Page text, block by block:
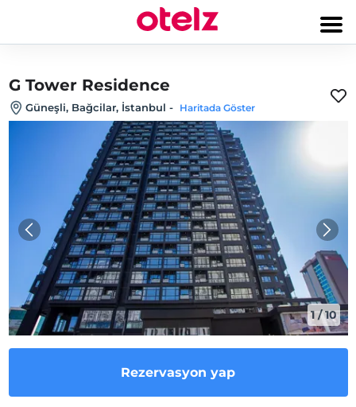
G Tower Residence
Güneşli, Bağcilar, İstanbul - Haritada Göster
1/10
Rezervasyon yap